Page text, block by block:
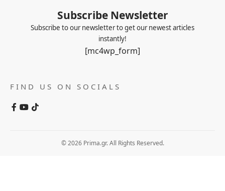
Subscribe Newsletter
Subscribe to our newsletter to get our newest articles
instantly!
[mc4wp_form]
FIND US ON SOCIALS
© 2026 Prima.gr. All Rights Reserved.